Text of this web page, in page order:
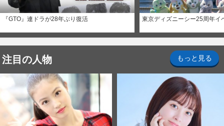
『GTO』連ドラが28年ぶり復活 東京ディズニーシー25周年イ
注目の人物 もっと見る